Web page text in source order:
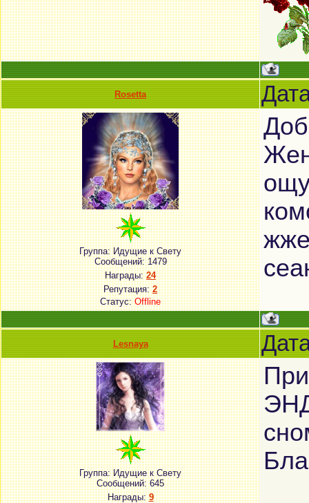
Rosetta
Группа: Идущие к Свету
Сообщений:1479
Награды:24
Репутация:2
Статус:Offline
Lesnaya
Группа: Идущие к Свету
Сообщений:645
Награды:9